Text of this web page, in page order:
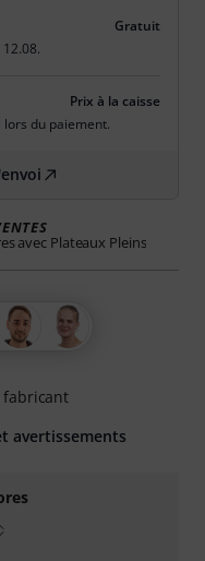
Gratuit
12.08.
Prix à la caisse
du paiement.
avec Plateaux Pleins
avertissements